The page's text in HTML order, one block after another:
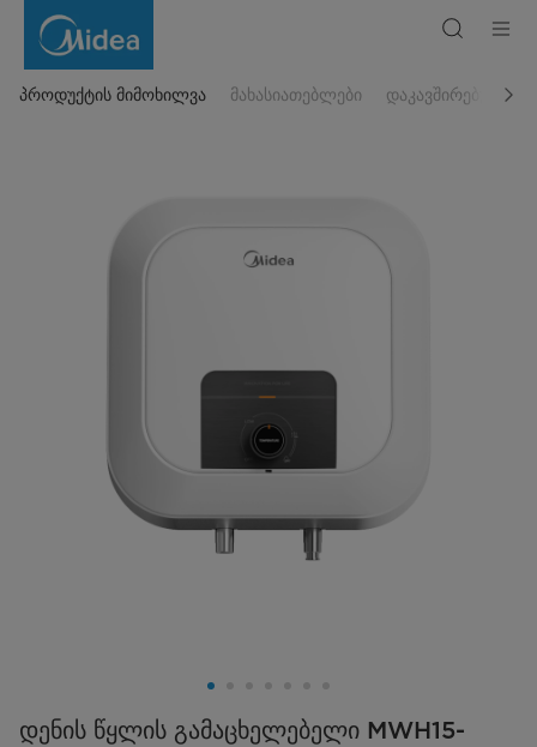
გამაცხელებელი
პროდუქტის მიმოხილვა მახასიათებლები დაკავშირებული
დენის წყლის გამაცხელებელი MWH15-